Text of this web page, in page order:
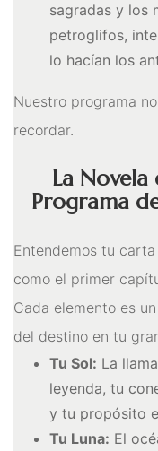
Para Fertilidad y
Para La Salud
Para Limpieza De
Energías
Para Protegerse
Envidia
Péndulos, Runas y
Cartas de Tarot
Perfumes Mágicos
Pulseras Mágicas
Reiki, Minerales Y
sagradas y los
petroglifos,
lo hacían los
Nuestro programa
recordar.
La Novela
Programa
Entendemos tu
como el primer
Cada elemento es
del destino en tu
Tu Sol: La
leyenda, tu
y tu propósito
Tu Luna: El